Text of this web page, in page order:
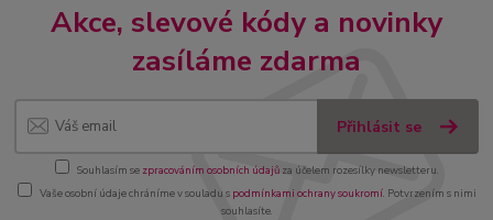
Akce, slevové kódy a novinky
zasíláme zdarma
Přihlásit se
Souhlasím se zpracováním osobních údajůza účelem rozesílky newsletteru.
Vaše osobní údaje chráníme v souladu s podmínkami ochrany soukromí. Potvrzením s nimi
souhlasíte.